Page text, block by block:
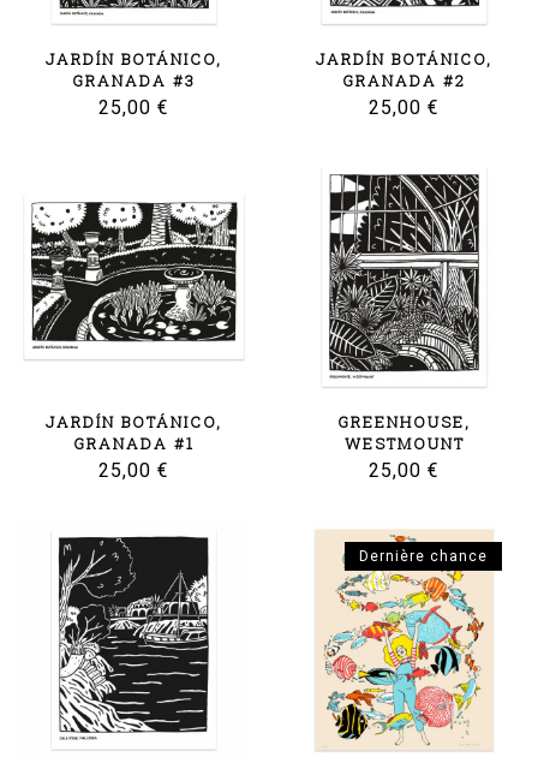
JARDÍN BOTÁNICO,
GRANADA #3
25,00 €
JARDÍN BOTÁNICO,
GRANADA #2
25,00 €
JARDÍN BOTÁNICO,
GRANADA #1
25,00 €
GREENHOUSE,
WESTMOUNT
25,00 €
Dernière chance